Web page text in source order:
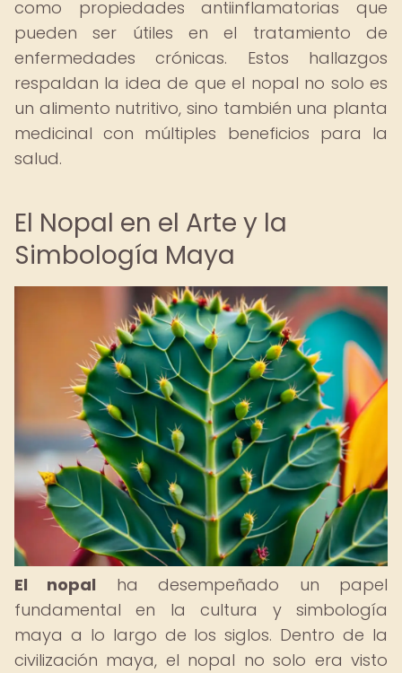
como propiedades antiinflamatorias que
pueden ser útiles en el tratamiento de
enfermedades crónicas. Estos hallazgos
respaldan la idea de que el nopal no solo es
un alimento nutritivo, sino también una planta
medicinal con múltiples beneficios para la
salud.
El Nopal en el Arte y la
Simbología Maya
El nopal ha desempeñado un papel
fundamental en la cultura y simbología
maya a lo largo de los siglos. Dentro de la
civilización maya, el nopal no solo era visto